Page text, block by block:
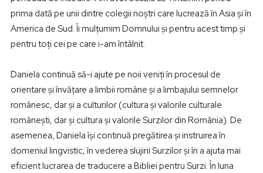
prima dată pe unii dintre colegii noștri care lucrează în Asia și în
America de Sud. Îi mulțumim Domnului și pentru acest timp și
pentru toți cei pe care i-am întâlnit.
Daniela continuă să-i ajute pe noii veniți în procesul de
orientare și învățare a limbii române și a limbajului semnelor
românesc, dar și a culturilor (cultura și valorile culturale
românești, dar și cultura și valorile Surzilor din România). De
asemenea, Daniela își continuă pregătirea și instruirea în
domeniul lingvistic, în vederea slujirii Surzilor și în a ajuta mai
eficient lucrarea de traducere a Bibliei pentru Surzi. În luna